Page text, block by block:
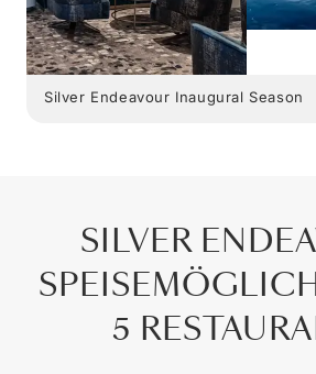
Silver Endeavour Inaugural Season
SILVER
5